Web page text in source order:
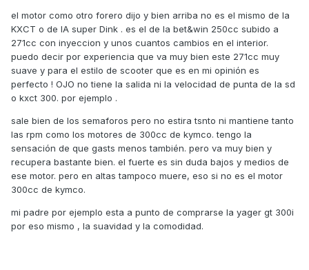
el motor como otro forero dijo y bien arriba no es el mismo de la
KXCT o de lA super Dink . es el de la bet&win 250cc subido a
271cc con inyeccion y unos cuantos cambios en el interior.
puedo decir por experiencia que va muy bien este 271cc muy
suave y para el estilo de scooter que es en mi opinión es
perfecto ! OJO no tiene la salida ni la velocidad de punta de la sd
o kxct 300. por ejemplo .
sale bien de los semaforos pero no estira tsnto ni mantiene tanto
las rpm como los motores de 300cc de kymco. tengo la
sensación de que gasts menos también. pero va muy bien y
recupera bastante bien. el fuerte es sin duda bajos y medios de
ese motor. pero en altas tampoco muere, eso si no es el motor
300cc de kymco.
mi padre por ejemplo esta a punto de comprarse la yager gt 300i
por eso mismo , la suavidad y la comodidad.